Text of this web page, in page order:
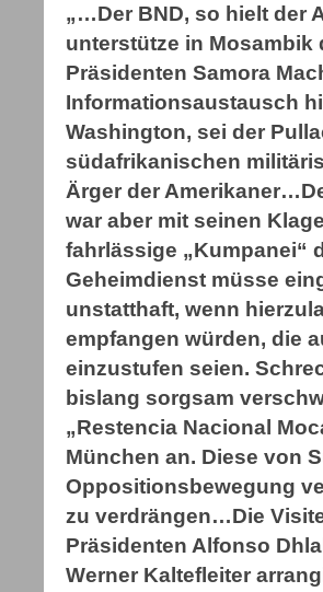
„…Der BND, so hielt der
unterstütze in Mosambik
Präsidenten Samora
Informationsaustausch
Washington, sei der
südafrikanischen
Ärger der
war aber mit seinen
fahrlässige „Kumpanei“
Geheimdienst müsse
unstatthaft, wenn
empfangen würden, die
einzustufen seien.
bislang sorgsam
„Restencia Nacional
München an. Diese von
Oppositionsbewegung
zu verdrängen…Die
Präsidenten Alfonso
Werner Kaltefleiter